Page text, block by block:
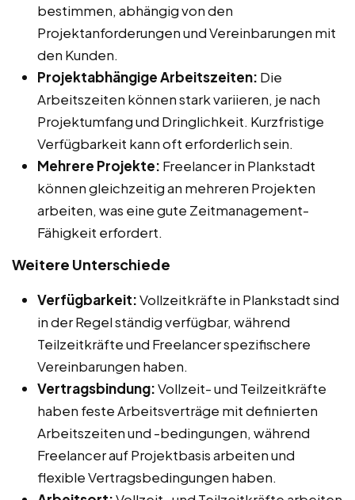
bestimmen, abhängig von den
Projektanforderungen und Vereinbarungen mit
den Kunden.
Projektabhängige Arbeitszeiten: Die
Arbeitszeiten können stark variieren, je nach
Projektumfang und Dringlichkeit. Kurzfristige
Verfügbarkeit kann oft erforderlich sein.
Mehrere Projekte: Freelancer in Plankstadt
können gleichzeitig an mehreren Projekten
arbeiten, was eine gute Zeitmanagement-
Fähigkeit erfordert.
Weitere Unterschiede
Verfügbarkeit:Vollzeitkräfte in Plankstadt sind
in der Regel ständig verfügbar, während
Teilzeitkräfte und Freelancer spezifischere
Vereinbarungen haben.
Vertragsbindung:Vollzeit- und Teilzeitkräfte
haben feste Arbeitsverträge mit definierten
Arbeitszeiten und -bedingungen, während
Freelancer auf Projektbasis arbeiten und
flexible Vertragsbedingungen haben.